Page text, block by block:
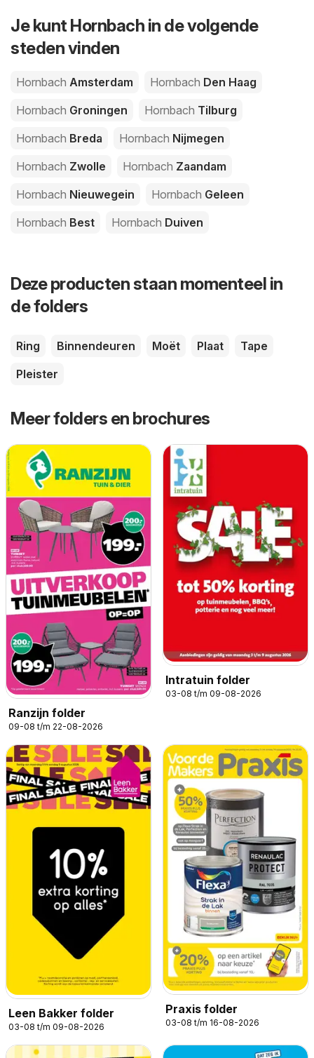
Je kunt Hornbach in de volgende
steden vinden
Hornbach Amsterdam Hornbach Den Haag
Hornbach Groningen Hornbach Tilburg
Hornbach Breda Hornbach Nijmegen
Hornbach Zwolle Hornbach Zaandam
Hornbach Nieuwegein Hornbach Geleen
Hornbach Best Hornbach Duiven
Deze producten staan momenteel in
de folders
Ring Binnendeuren Moët Plaat
Tape
Pleister
Meer folders en brochures
Ranzijn folder
09-08 t/m 22-08-2026
Intratuin folder
03-08 t/m 09-08-2026
Leen Bakker folder
03-08 t/m 09-08-2026
Praxis folder
03-08 t/m 16-08-2026